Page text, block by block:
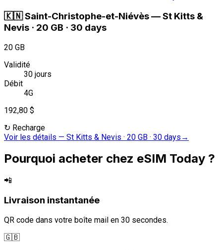
🇰🇳Saint-Christophe-et-Niévès—St Kitts &
Nevis · 20 GB · 30 days
20 GB
Validité
30 jours
Débit
4G
192,80 $
↻ Recharge
Voir les détails — St Kitts & Nevis · 20 GB · 30 days →
Pourquoi acheter chez eSIM Today ?
📲
Livraison instantanée
QR code dans votre boîte mail en 30 secondes.
🇬🇧